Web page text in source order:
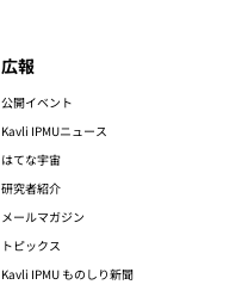
広報
公開イベント
Kavli IPMUニュース
はてな宇宙
研究者紹介
メールマガジン
トピックス
Kavli IPMU ものしり新聞